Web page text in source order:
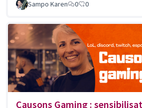
Sampo Karen 0 0
Causons Gaming :